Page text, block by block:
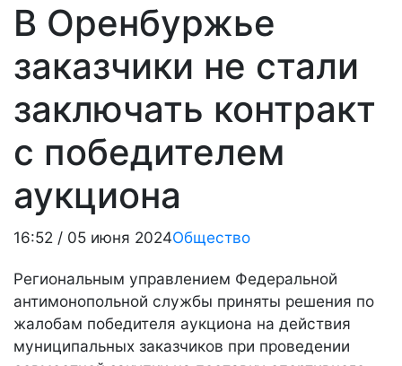
В Оренбуржье
заказчики не стали
заключать контракт
с победителем
аукциона
16:52 / 05 июня 2024Общество
Региональным управлением Федеральной
антимонопольной службы приняты решения по
жалобам победителя аукциона на действия
муниципальных заказчиков при проведении